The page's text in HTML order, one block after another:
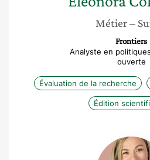
Métier–
Frontiers
Analyste en
ouverte
Évaluation de la recherche
Édition